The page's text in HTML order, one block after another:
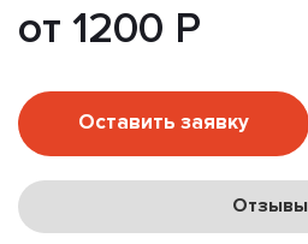
от 1200 Р
Оставить заявку
Отзывы